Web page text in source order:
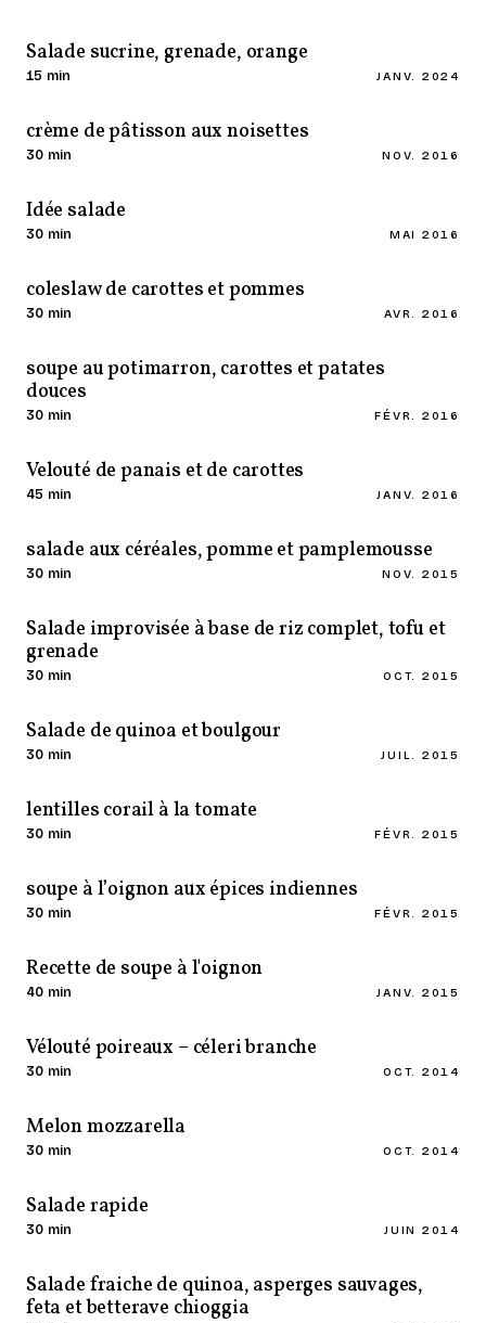
Salade sucrine, grenade, orange
15 min JANV. 2024
crème de pâtisson aux noisettes
30 min NOV. 2016
Idée salade
30 min MAI 2016
coleslaw de carottes et pommes
30 min AVR. 2016
soupe au potimarron, carottes et patates
douces
30 min FÉVR. 2016
Velouté de panais et de carottes
45 min JANV. 2016
salade aux céréales, pomme et pamplemousse
30 min NOV. 2015
Salade improvisée à base de riz complet, tofu et
grenade
30 min OCT. 2015
Salade de quinoa et boulgour
30 min JUIL. 2015
lentilles corail à la tomate
30 min FÉVR. 2015
soupe à l’oignon aux épices indiennes
30 min FÉVR. 2015
Recette de soupe à l'oignon
40 min JANV. 2015
Vélouté poireaux – céleri branche
30 min OCT. 2014
Melon mozzarella
30 min OCT. 2014
Salade rapide
30 min JUIN 2014
Salade fraiche de quinoa, asperges sauvages,
feta et betterave chioggia